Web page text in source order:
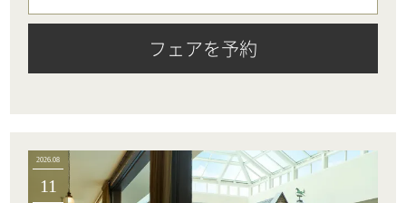
フェアを予約
2026.08
11